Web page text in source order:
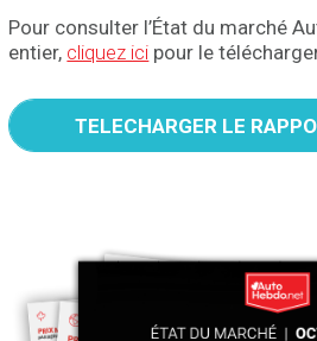
Pour consulter l’État du marché
entier, cliquez ici pour le
TELECHARGER LE